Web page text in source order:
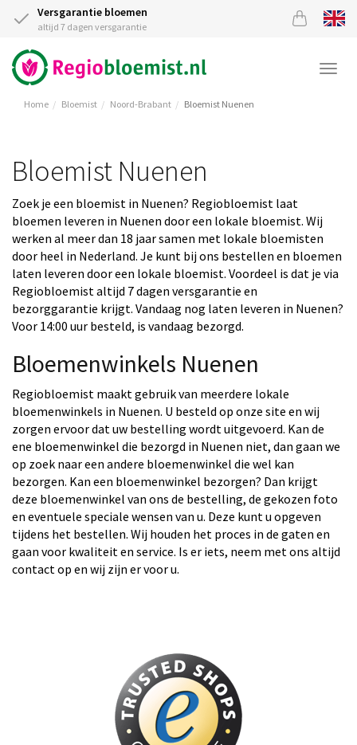
Versgarantie bloemen
altijd 7 dagen versgarantie
Home Bloemist Noord-Brabant Bloemist Nuenen
Bloemist Nuenen
Zoek je een bloemist in Nuenen? Regiobloemist laat
bloemen leveren in Nuenen door een lokale bloemist. Wij
werken al meer dan 18 jaar samen met lokale bloemisten
door heel in Nederland. Je kunt bij ons bestellen en bloemen
laten leveren door een lokale bloemist. Voordeel is dat je via
Regiobloemist altijd 7 dagen versgarantie en
bezorggarantie krijgt. Vandaag nog laten leveren in Nuenen?
Voor 14:00 uur besteld, is vandaag bezorgd.
Bloemenwinkels Nuenen
Regiobloemist maakt gebruik van meerdere lokale
bloemenwinkels in Nuenen. U besteld op onze site en wij
zorgen ervoor dat uw bestelling wordt uitgevoerd. Kan de
ene bloemenwinkel die bezorgd in Nuenen niet, dan gaan we
op zoek naar een andere bloemenwinkel die wel kan
bezorgen. Kan een bloemenwinkel bezorgen? Dan krijgt
deze bloemenwinkel van ons de bestelling, de gekozen foto
en eventuele speciale wensen van u. Deze kunt u opgeven
tijdens het bestellen. Wij houden het proces in de gaten en
gaan voor kwaliteit en service. Is er iets, neem met ons altijd
contact op en wij zijn er voor u.